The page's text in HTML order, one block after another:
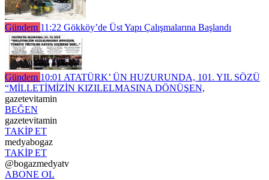
Gündem 11:22 Gökköy’de Üst Yapı Çalışmalarına Başlandı
Gündem 10:01 ATATÜRK’ ÜN HUZURUNDA, 101. YIL SÖZÜ
“MİLLETİMİZİN KIZILELMASINA DÖNÜŞEN,
gazetevitamin
BEĞEN
gazetevitamin
TAKİP ET
medyabogaz
TAKİP ET
@bogazmedyatv
ABONE OL